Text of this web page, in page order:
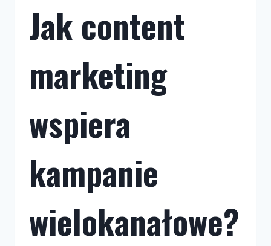
Jak content
marketing
wspiera
kampanie
wielokanałowe?